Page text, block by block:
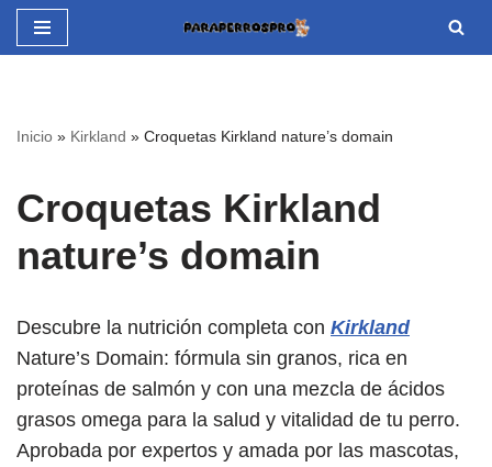
Saltar
Inicio » Kirkland » Croquetas Kirkland nature’s domain
Croquetas Kirkland
nature’s domain
Descubre la nutrición completa con Kirkland
Nature’s Domain: fórmula sin granos, rica en
proteínas de salmón y con una mezcla de ácidos
grasos omega para la salud y vitalidad de tu perro.
Aprobada por expertos y amada por las mascotas,